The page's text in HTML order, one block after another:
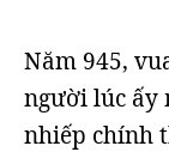
Năm 945,
người lúc ấy
nhiếp chính